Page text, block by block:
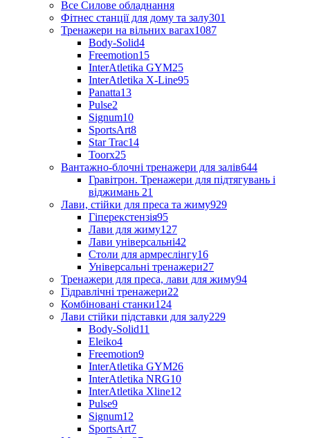
Все Силове обладнання
Фітнес станції для дому та залу301
Тренажери на вільних вагах1087
Body-Solid4
Freemotion15
InterAtletika GYM25
InterAtletika X-Line95
Panatta13
Pulse2
Signum10
SportsArt8
Star Trac14
Toorx25
Вантажно-блочні тренажери для залів644
Гравітрон. Тренажери для підтягувань і
віджимань 21
Лави, стійки для преса та жиму929
Гіперекстензія95
Лави для жиму127
Лави універсальні42
Столи для армреслінгу16
Універсальні тренажери27
Тренажери для преса, лави для жиму94
Гідравлічні тренажери22
Комбіновані станки124
Лави стійки підставки для залу229
Body-Solid11
Eleiko4
Freemotion9
InterAtletika GYM26
InterAtletika NRG10
InterAtletika Xline12
Pulse9
Signum12
SportsArt7